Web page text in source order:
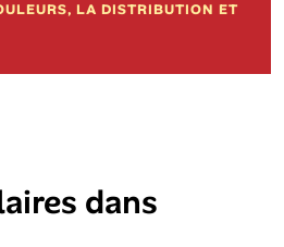
LA DISTRIBUTION ET
dans